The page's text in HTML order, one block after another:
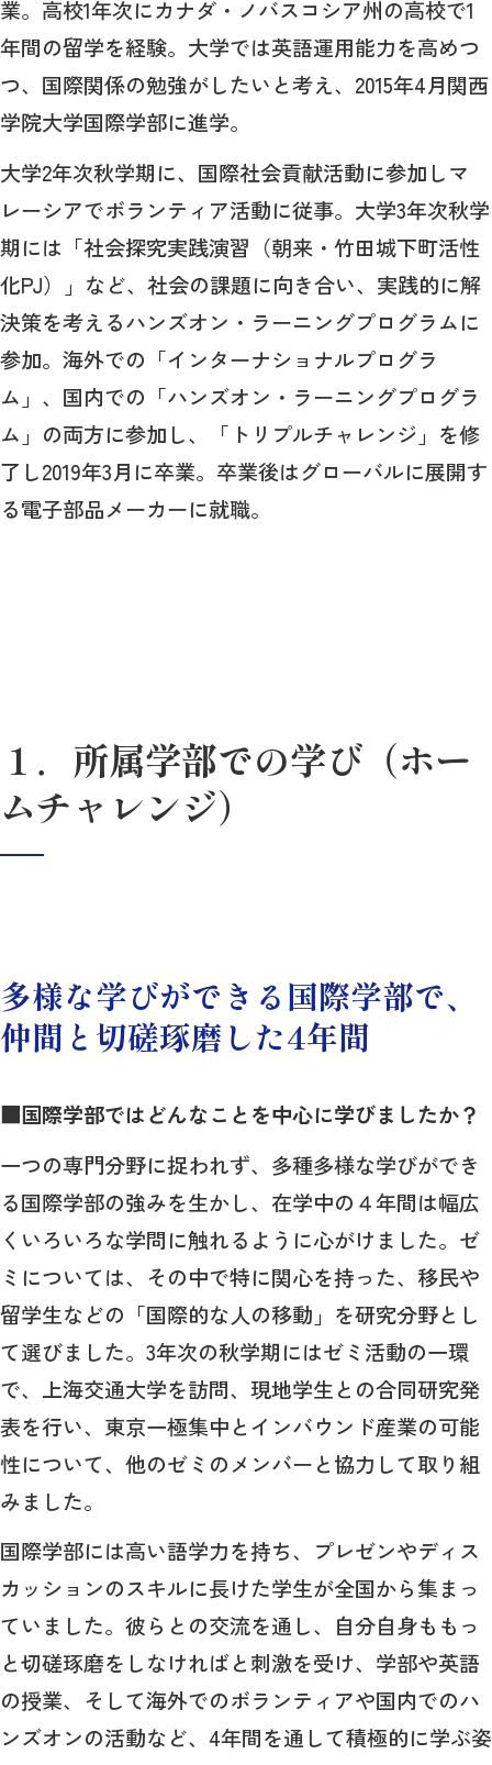
業。高校1年次にカナダ・ノバスコシア州の高校で1
年間の留学を経験。大学では英語運用能力を高めつ
つ、国際関係の勉強がしたいと考え、2015年4月関西
学院大学国際学部に進学。
大学2年次秋学期に、国際社会貢献活動に参加しマ
レーシアでボランティア活動に従事。大学3年次秋学
期には「社会探究実践演習（朝来・竹田城下町活性
化PJ）」など、社会の課題に向き合い、実践的に解
決策を考えるハンズオン・ラーニングプログラムに
参加。海外での「インターナショナルプログラ
ム」、国内での「ハンズオン・ラーニングプログラ
ム」の両方に参加し、「トリプルチャレンジ」を修
了し2019年3月に卒業。卒業後はグローバルに展開す
る電子部品メーカーに就職。
１．所属学部での学び（ホー
ムチャレンジ）
多様な学びができる国際学部で、
仲間と切磋琢磨した4年間
■国際学部ではどんなことを中心に学びましたか？
一つの専門分野に捉われず、多種多様な学びができ
る国際学部の強みを生かし、在学中の４年間は幅広
くいろいろな学問に触れるように心がけました。ゼ
ミについては、その中で特に関心を持った、移民や
留学生などの「国際的な人の移動」を研究分野とし
て選びました。3年次の秋学期にはゼミ活動の一環
で、上海交通大学を訪問、現地学生との合同研究発
表を行い、東京一極集中とインバウンド産業の可能
性について、他のゼミのメンバーと協力して取り組
みました。
国際学部には高い語学力を持ち、プレゼンやディス
カッションのスキルに長けた学生が全国から集まっ
ていました。彼らとの交流を通し、自分自身ももっ
と切磋琢磨をしなければと刺激を受け、学部や英語
の授業、そして海外でのボランティアや国内でのハ
ンズオンの活動など、4年間を通して積極的に学ぶ姿